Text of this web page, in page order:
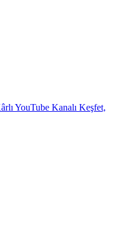
YouTube Kanalı Keşfet,